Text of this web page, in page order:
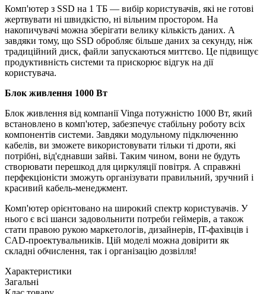
Комп'ютер з SSD на 1 ТБ — вибір користувачів, які не готові
жертвувати ні швидкістю, ні вільним простором. На
накопичувачі можна зберігати велику кількість даних. А
завдяки тому, що SSD обробляє більше даних за секунду, ніж
традиційний диск, файли запускаються миттєво. Це підвищує
продуктивність системи та прискорює відгук на дії
користувача.
Блок живлення 1000 Вт
Блок живлення від компанії Vinga потужністю 1000 Вт, який
встановлено в комп'ютер, забезпечує стабільну роботу всіх
компонентів системи. Завдяки модульному підключенню
кабелів, ви зможете використовувати тільки ті дроти, які
потрібні, від'єднавши зайві. Таким чином, вони не будуть
створювати перешкод для циркуляції повітря. А справжні
перфекціоністи зможуть організувати правильний, зручний і
красивий кабель-менеджмент.
Комп'ютер орієнтовано на широкий спектр користувачів. У
нього є всі шанси задовольнити потреби геймерів, а також
стати правою рукою маркетологів, дизайнерів, IT-фахівців і
CAD-проектувальників. Цій моделі можна довірити як
складні обчислення, так і організацію дозвілля!
Характеристики
Загальні